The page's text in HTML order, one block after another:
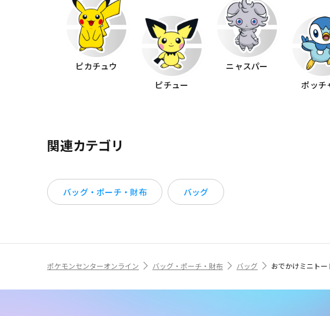
ピカチュウ
ピチュー
ニャスパー
ポッチ
関連カテゴリ
バッグ・ポーチ・財布 バッグ
ポケモンセンターオンライン バッグ・ポーチ・財布 バッグ おでかけミニト